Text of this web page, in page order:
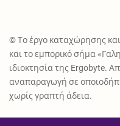
© Το έργο καταχώρησης
και το εμπορικό σήμα
ιδιοκτησία της Ergobyte.
αναπαραγωγή σε
χωρίς γραπτή άδεια.